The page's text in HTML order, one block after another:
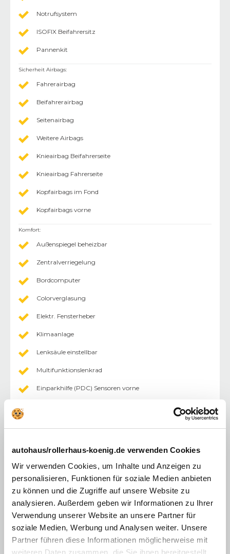
autohaus/rollerhaus-koenig.de verwenden Cookies
Wir verwenden Cookies, um Inhalte und Anzeigen zu
personalisieren, Funktionen für soziale Medien anbieten
zu können und die Zugriffe auf unsere Website zu
analysieren. Außerdem geben wir Informationen zu Ihrer
Verwendung unserer Website an unsere Partner für
soziale Medien, Werbung und Analysen weiter. Unsere
Partner führen diese Informationen möglicherweise mit
weiteren Daten zusammen, die Sie ihnen bereitgestellt
Notrufsystem
ISOFIX Beifahrersitz
Pannenkit
Sicherheit Airbags:
Fahrerairbag
Beifahrerairbag
Seitenairbag
Weitere Airbags
Knieairbag Beifahrerseite
Knieairbag Fahrerseite
Kopfairbags im Fond
Kopfairbags vorne
Komfort:
Außenspiegel beheizbar
Zentralverriegelung
Bordcomputer
Colorverglasung
Elektr. Fensterheber
Klimaanlage
Lenksäule einstellbar
Multifunktionslenkrad
Einparkhilfe (PDC) Sensoren vorne
Außenspiegel elektr.
Fahrersitz höhenverstellbar
Innenraumfilter
Lederlenkrad
Mittelarmlehne